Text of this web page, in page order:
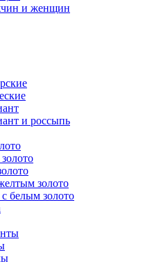
и женщин
и россыпь
золото
белым золото